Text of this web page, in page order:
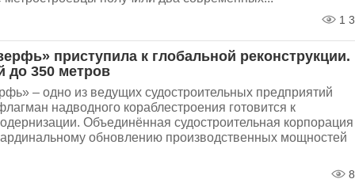
1
приступила к глобальной реконструкции.
до 350 метров
– одно из ведущих судостроительных предприятий
надводного кораблестроения готовится к
Объединённая судостроительная корпорация
обновлению производственных мощностей